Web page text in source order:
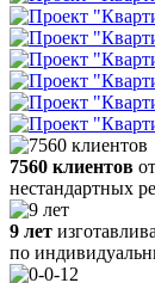
7560 клиентов
нестандартных
9 лет
по